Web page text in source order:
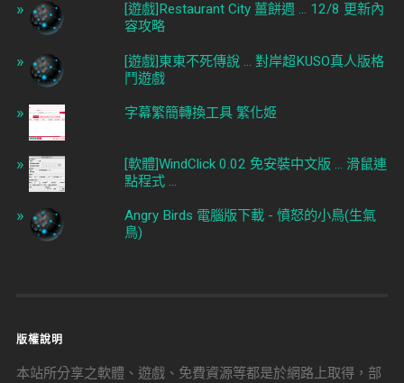
[遊戲]Restaurant City 薑餅週 ... 12/8 更新內
容攻略
[遊戲]東東不死傳說 ... 對岸超KUSO真人版格
鬥遊戲
字幕繁簡轉換工具 繁化姬
[軟體]WindClick 0.02 免安裝中文版 ... 滑鼠連
點程式 ...
Angry Birds 電腦版下載 - 憤怒的小鳥(生氣
鳥)
版權說明
本站所分享之軟體、遊戲、免費資源等都是於網路上取得，部